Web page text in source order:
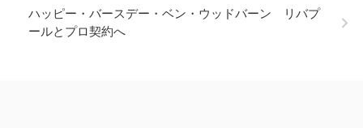
ハッピー・バースデー・ベン・ウッドバーン リバプ
ールとプロ契約へ